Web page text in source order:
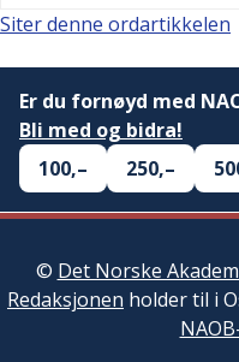
Siter denne ordartikkelen
Er du fornøyd med
Bli med og bidra!
100,–
250,–
© Det Norske
Redaksjonen holder til i